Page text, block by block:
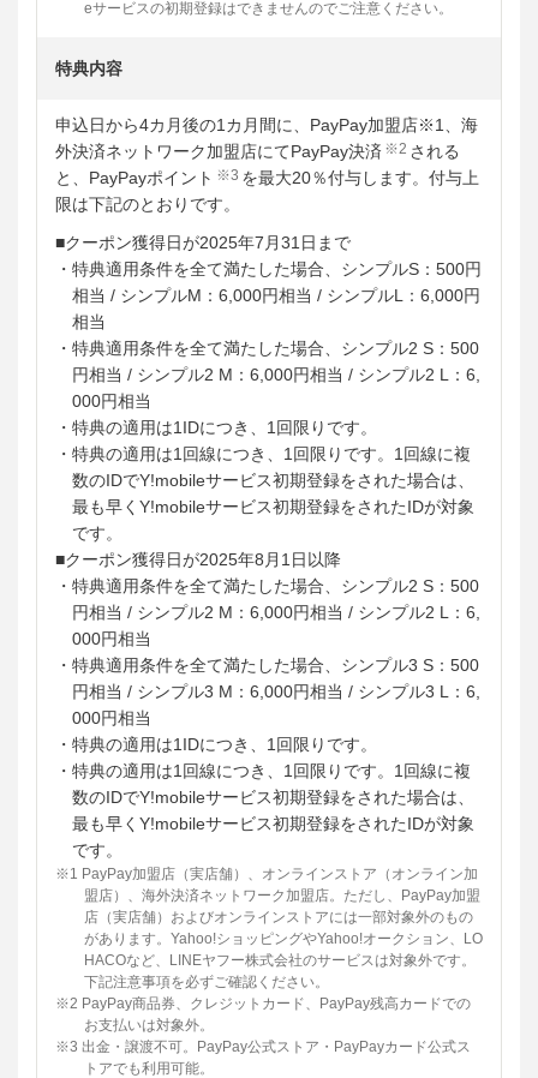
eサービスの初期登録はできませんのでご注意ください。
特典内容
申込日から4カ月後の1カ月間に、PayPay加盟店※1、海
外決済ネットワーク加盟店にてPayPay決済 ※2 される
と、PayPayポイント ※3 を最大20％付与します。付与上
限は下記のとおりです。
■クーポン獲得日が2025年7月31日まで
・特典適用条件を全て満たした場合、シンプルS：500円
相当 / シンプルM：6,000円相当 / シンプルL：6,000円
相当
・特典適用条件を全て満たした場合、シンプル2 S：500
円相当 / シンプル2 M：6,000円相当 / シンプル2 L：6,
000円相当
・特典の適用は1IDにつき、1回限りです。
・特典の適用は1回線につき、1回限りです。1回線に複
数のIDでY!mobileサービス初期登録をされた場合は、
最も早くY!mobileサービス初期登録をされたIDが対象
です。
■クーポン獲得日が2025年8月1日以降
・特典適用条件を全て満たした場合、シンプル2 S：500
円相当 / シンプル2 M：6,000円相当 / シンプル2 L：6,
000円相当
・特典適用条件を全て満たした場合、シンプル3 S：500
円相当 / シンプル3 M：6,000円相当 / シンプル3 L：6,
000円相当
・特典の適用は1IDにつき、1回限りです。
・特典の適用は1回線につき、1回限りです。1回線に複
数のIDでY!mobileサービス初期登録をされた場合は、
最も早くY!mobileサービス初期登録をされたIDが対象
です。
※1 PayPay加盟店（実店舗）、オンラインストア（オンライン加
盟店）、海外決済ネットワーク加盟店。ただし、PayPay加盟
店（実店舗）およびオンラインストアには一部対象外のもの
があります。Yahoo!ショッピングやYahoo!オークション、LO
HACOなど、LINEヤフー株式会社のサービスは対象外です。
下記注意事項を必ずご確認ください。
※2 PayPay商品券、クレジットカード、PayPay残高カードでの
お支払いは対象外。
※3 出金・譲渡不可。PayPay公式ストア・PayPayカード公式ス
トアでも利用可能。